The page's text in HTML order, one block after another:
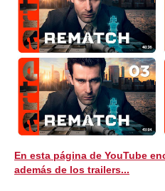
En esta página de YouTube
además de los trailers...